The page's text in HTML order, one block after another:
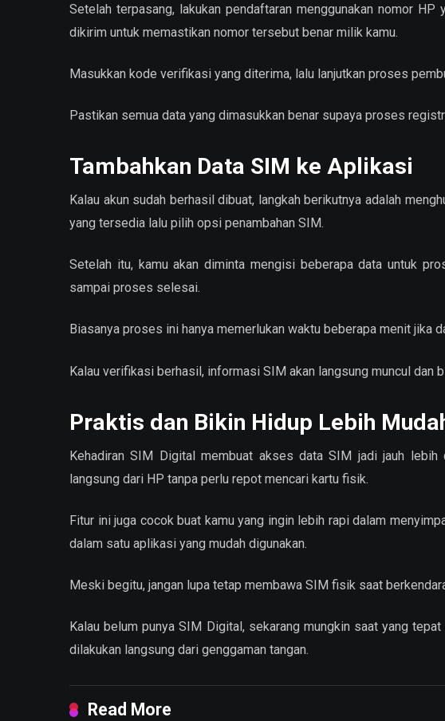
Setelah terpasang, lakukan pendaftaran menggunakan nomor
dikirim untuk memastikan nomor tersebut benar milik kamu.
Masukkan kode verifikasi yang diterima, lalu lanjutkan proses
Pastikan semua data yang dimasukkan benar supaya proses
Tambahkan Data SIM ke Aplikasi
Kalau akun sudah berhasil dibuat, langkah berikutnya adalah
yang tersedia lalu pilih opsi penambahan SIM.
Setelah itu, kamu akan diminta mengisi beberapa data untuk
sampai proses selesai.
Biasanya proses ini hanya memerlukan waktu beberapa menit jika
Kalau verifikasi berhasil, informasi SIM akan langsung muncul dan
Praktis dan Bikin Hidup Lebih
Kehadiran SIM Digital membuat akses data SIM jadi jauh
langsung dari HP tanpa perlu repot mencari kartu fisik.
Fitur ini juga cocok buat kamu yang ingin lebih rapi dalam
dalam satu aplikasi yang mudah digunakan.
Meski begitu, jangan lupa tetap membawa SIM fisik saat
Kalau belum punya SIM Digital, sekarang mungkin saat yang
dilakukan langsung dari genggaman tangan.
Read More